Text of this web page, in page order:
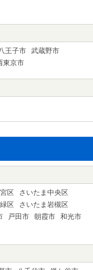
王子市
武蔵野市
東京市
区
さいたま中央区
区
さいたま岩槻区
戸田市 朝霞市
和光市